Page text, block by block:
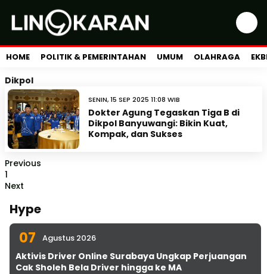
HOME POLITIK & PEMERINTAHAN UMUM OLAHRAGA
Dikpol
SENIN, 15 SEP 2025 11:08 WIB
Dokter Agung Tegaskan Tiga B di
Dikpol Banyuwangi: Bikin Kuat,
Kompak, dan Sukses
Previous
1
Next
Hype
07 Agustus 2026
Aktivis Driver Online Surabaya Ungkap Perjuangan
Cak Sholeh Bela Driver hingga ke MA